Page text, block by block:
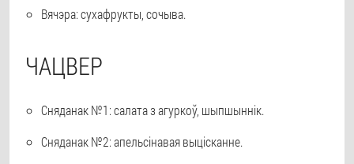
Вячэра: сухафрукты, сочыва.
ЧАЦВЕР
Сняданак №1: салата з агуркоў, шыпшыннік.
Сняданак №2: апельсінавая выцісканне.